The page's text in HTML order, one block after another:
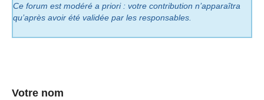
Ce forum est modéré a priori : votre contribution n’apparaîtra
qu’après avoir été validée par les responsables.
Votre nom